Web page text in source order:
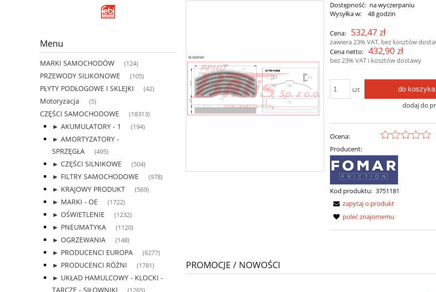
Menu
MARKI SAMOCHODÓW (124)
PRZEWODY SILIKONOWE (105)
PŁYTY PODŁOGOWE I SKLEJKI (42)
Motoryzacja (5)
CZĘŚCI SAMOCHODOWE (18313)
► AKUMULATORY - 1 (194)
► AMORTYZATORY -
SPRZĘGŁA
(495)
► CZĘŚCI SILNIKOWE (504)
► FILTRY SAMOCHODOWE (978)
► KRAJOWY PRODUKT (569)
► MARKI - OE (1722)
► OŚWIETLENIE (1232)
► PNEUMATYKA (1120)
► OGRZEWANIA (148)
► PRODUCENCI EUROPA (6277)
► PRODUCENCI RÓŻNI (1781)
► UKŁAD HAMULCOWY - KLOCKI -
TARCZE - SIŁOWNIKI
Dostępność: na wyczerpaniu
Wysyłka w:
48 godzin
Cena: 532,47 zł
zawiera 23% VAT, bez kosztów
Cena netto: 432,90 zł
bez 23% VAT i kosztów dostawy
szt do koszyka
dodaj do
Ocena:
Producent:
Kod produktu: 3751181
zapytaj o produkt
poleć znajomemu
PROMOCJE / NOWOŚCI